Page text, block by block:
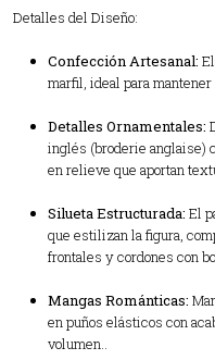
Detalles del Diseño:
Confección Artesanal:
marfil, ideal para
Detalles Ornamentales:
inglés (broderie anglaise)
en relieve que aportan
Silueta Estructurada: El
que estilizan la figura,
frontales y cordones con
Mangas Románticas:
en puños elásticos con
volumen..